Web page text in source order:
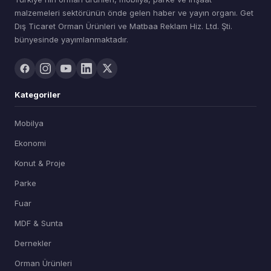
malzemeleri sektörünün önde gelen haber ve yayın organı. Get
Dış Ticaret Orman Ürünleri ve Matbaa Reklam Hiz. Ltd. Şti.
bünyesinde yayımlanmaktadır.
Kategoriler
Mobilya
Ekonomi
Konut & Proje
Parke
Fuar
MDF & Sunta
Dernekler
Orman Ürünleri